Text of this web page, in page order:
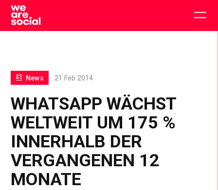
Skip
content
WHATSAPP WÄCHST
WELTWEIT UM 175 %
INNERHALB DER
VERGANGENEN 12
MONATE
News 21 Feb 2014